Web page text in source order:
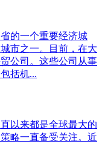
的一个重要经济城
市之一。目前，在大
公司。这些公司从事
括机...
以来都是全球最大的
略一直备受关注。近